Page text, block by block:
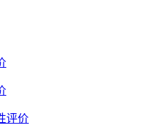
评价